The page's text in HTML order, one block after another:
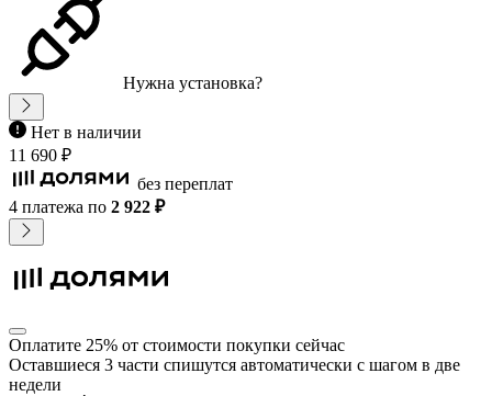
Нужна установка?
Нет в наличии
11 690 ₽
без переплат
4 платежа по 2 922 ₽
Оплатите 25% от стоимости покупки сейчас
Оставшиеся 3 части спишутся автоматически с шагом в две
недели